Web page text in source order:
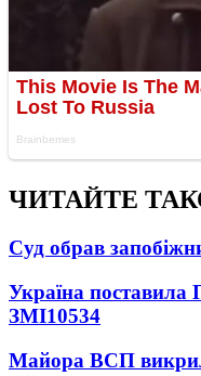
ЧИТАЙТЕ
Суд обрав
Україна поставила
ЗМІ10534
Майора ВСП